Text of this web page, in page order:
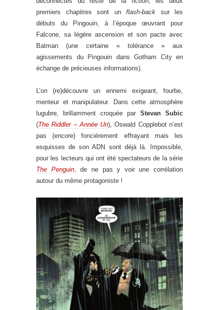
premiers chapitres sont un flash-back sur les
débuts du Pingouin, à l’époque œuvrant pour
Falcone, sa légère ascension et son pacte avec
Batman (une certaine « tolérance » aux
agissements du Pingouin dans Gotham City en
échange de précieuses informations).
L’on (re)découvre un ennemi exigeant, fourbe,
menteur et manipulateur. Dans cette atmosphère
lugubre, brillamment croquée par Stevan Subic
(The Riddler – Année Un), Oswald Copplebot n’est
pas (encore) foncièrement effrayant mais les
esquisses de son ADN sont déjà là. Impossible,
pour les lecteurs qui ont été spectateurs de la série
The Penguin, de ne pas y voir une corrélation
autour du même protagoniste !